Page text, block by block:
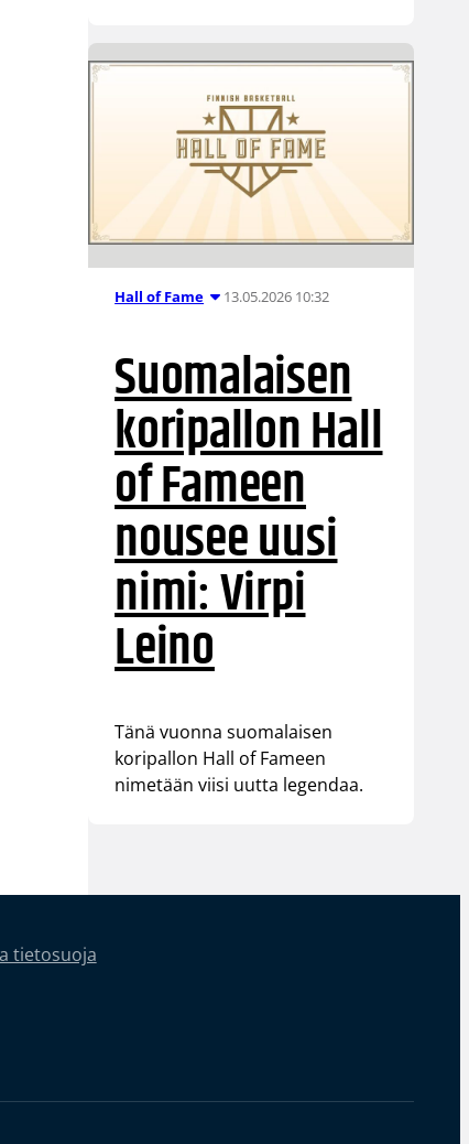
Hall of Fame 13.05.2026 10:32
Suomalaisen
koripallon Hall
of Fameen
nousee uusi
nimi: Virpi
Leino
Tänä vuonna suomalaisen
koripallon Hall of Fameen
nimetään viisi uutta legendaa.
tietosuoja